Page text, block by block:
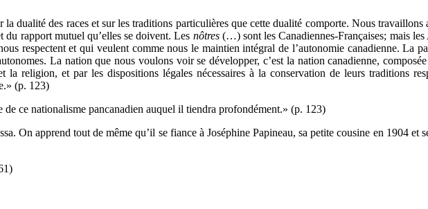
dualité des races et sur les traditions particulières que cette dualité comporte. Nous travaillons
rapport mutuel qu’elles se doivent. Les nôtres (…) sont les Canadiennes-Françaises; mais
respectent et qui veulent comme nous le maintien intégral de l’autonomie canadienne. La
La nation que nous voulons voir se développer, c’est la nation canadienne,
la religion, et par les dispositions légales nécessaires à la conservation de leurs traditions
(p. 123)
ce nationalisme pancanadien auquel il tiendra profondément.» (p. 123)
On apprend tout de même qu’il se fiance à Joséphine Papineau, sa petite cousine en 1904 et